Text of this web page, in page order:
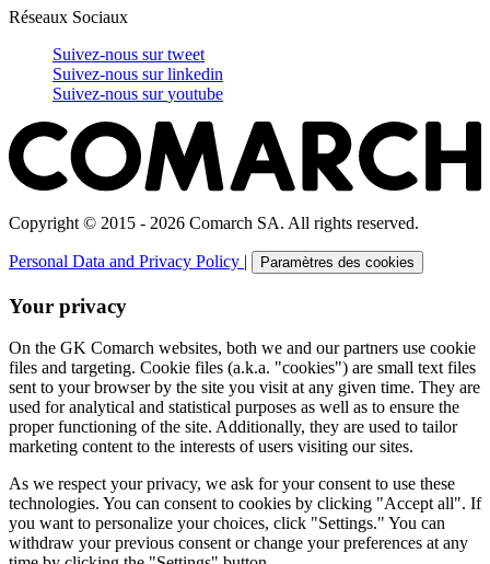
Réseaux Sociaux
Suivez-nous surtweet
Suivez-nous surlinkedin
Suivez-nous suryoutube
Copyright © 2015 - 2026 Comarch SA. All rights reserved.
Personal Data and Privacy Policy | Paramètres des cookies
Your privacy
On the GK Comarch websites, both we and our partners use cookie
files and targeting. Cookie files (a.k.a. "cookies") are small text files
sent to your browser by the site you visit at any given time. They are
used for analytical and statistical purposes as well as to ensure the
proper functioning of the site. Additionally, they are used to tailor
marketing content to the interests of users visiting our sites.
As we respect your privacy, we ask for your consent to use these
technologies. You can consent to cookies by clicking "Accept all". If
you want to personalize your choices, click "Settings." You can
withdraw your previous consent or change your preferences at any